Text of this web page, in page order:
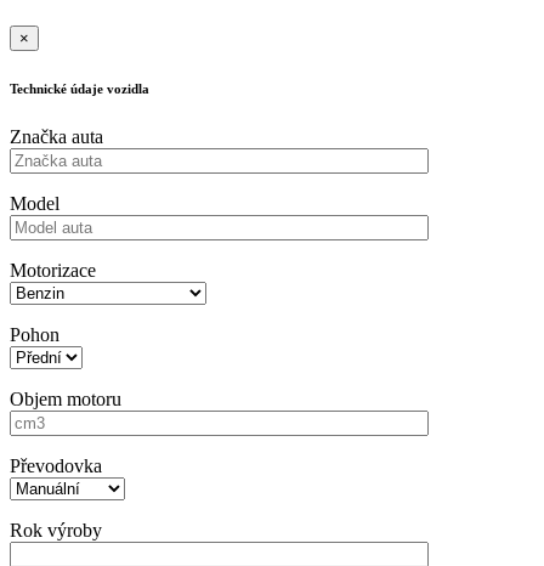
×
Technické údaje vozidla
Značka auta
Model
Motorizace
Pohon
Objem motoru
Převodovka
Rok výroby